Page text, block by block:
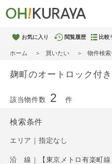
お気に入り 閲覧履歴 比較
ホーム 買いたい 物件検
麹町のオートロック付
該当物件数 2 件
検索条件
エリア｜指定なし
沿 線｜【東京メトロ有楽町線